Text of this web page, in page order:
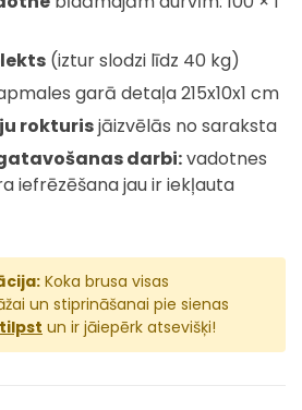
(iztur slodzi līdz 40 kg)
garā detaļa 215x10x1 cm
rokturisjāizvēlās no saraksta
darbi:vadotnes
iefrēzēšana jau ir iekļauta
Koka brusa visas
un stiprināšanai pie sienas
un ir jāiepērk atsevišķi!